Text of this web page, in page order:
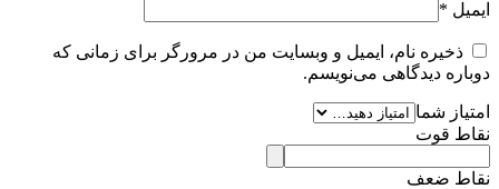
ایمیل *
ذخیره نام، ایمیل و وبسایت من در مرورگر برای زمانی که
دوباره دیدگاهی می‌نویسم.
امتیاز شما
نقاط قوت
نقاط ضعف